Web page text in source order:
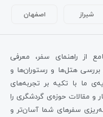
شیراز اصفهان
از راهنمای سفر، معرفی
بررسی هتل‌ها و رستوران‌ها و
ما با تکیه بر تجربه‌های
و مقالات حوزه‌ی گردشگری را
سفرهای شما آسان‌تر و